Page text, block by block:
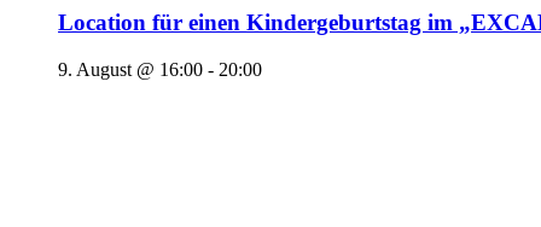
Location für einen Kindergeburtstag im
9. August @ 16:00 - 20:00